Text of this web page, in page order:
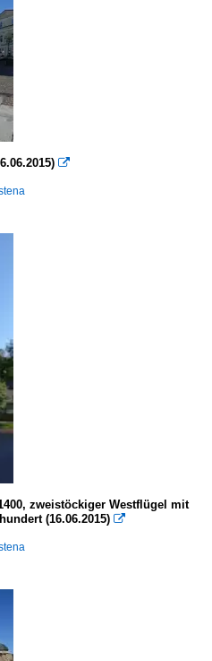
Regierungsgebäude

zweistöckiger Westflügel mit
(16.06.2015) 